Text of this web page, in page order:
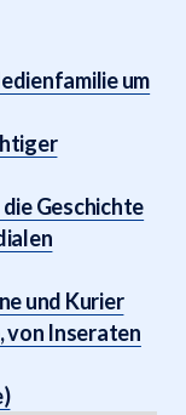
um
Geschichte
und Kurier
von Inseraten